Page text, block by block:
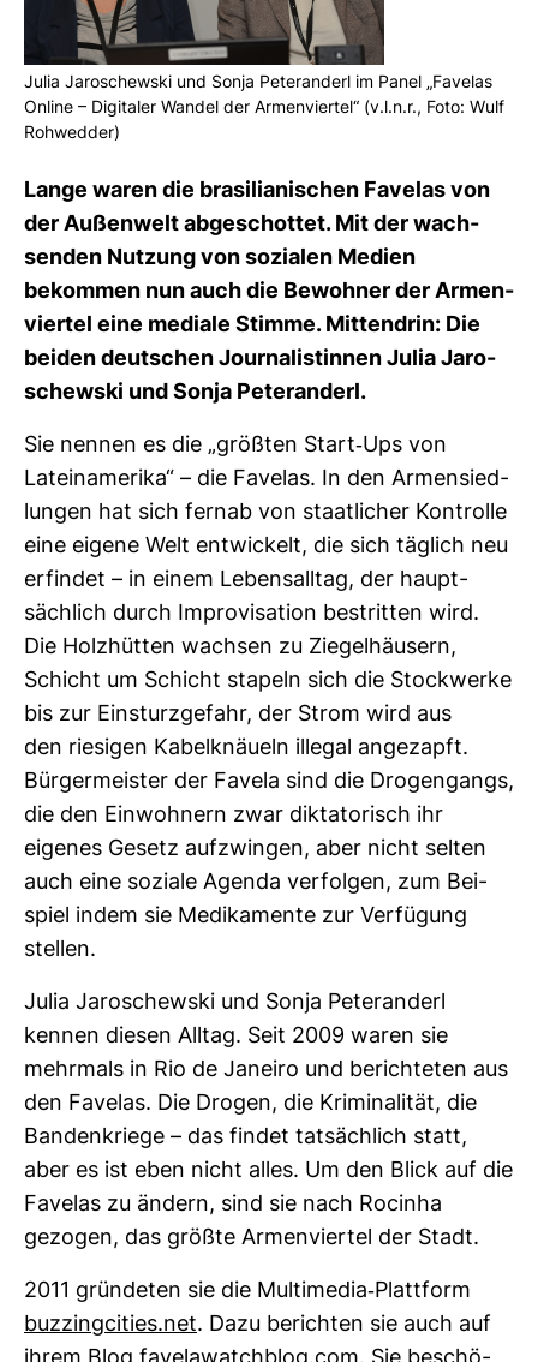
Julia Jaro­schewski und Sonja Peter­an­derl im Panel „Favelas
Online – Digi­taler Wandel der Armen­viertel“ (v.l.n.r., Foto: Wulf
Roh­wedder)
Lange waren die bra­si­lia­ni­schen Favelas von
der Außen­welt abge­schottet. Mit der wach­
senden Nut­zung von sozialen Medien
bekommen nun auch die Bewohner der Armen­
viertel eine mediale Stimme. Mit­ten­drin: Die
beiden deut­schen Jour­na­lis­tinnen Julia Jaro­
schewski und Sonja Peter­an­derl.
Sie nennen es die „größten Start-​Ups von
Latein­ame­rika“ – die Favelas. In den Armen­sied­
lungen hat sich fernab von staat­li­cher Kon­trolle
eine eigene Welt ent­wi­ckelt, die sich täg­lich neu
erfindet – in einem Lebens­alltag, der haupt­
säch­lich durch Impro­vi­sa­tion bestritten wird.
Die Holz­hütten wachsen zu Zie­gel­häu­sern,
Schicht um Schicht sta­peln sich die Stock­werke
bis zur Ein­sturz­ge­fahr, der Strom wird aus
den rie­sigen Kabel­knäueln illegal ange­zapft.
Bür­ger­meister der Favela sind die Dro­gen­gangs,
die den Ein­woh­nern zwar dik­ta­to­risch ihr
eigenes Gesetz auf­zwingen, aber nicht selten
auch eine soziale Agenda ver­folgen, zum Bei­
spiel indem sie Medi­ka­mente zur Ver­fü­gung
stellen.
Julia Jaro­schewski und Sonja Peter­an­derl
kennen diesen Alltag. Seit 2009 waren sie
mehr­mals in Rio de Janeiro und berich­teten aus
den Favelas. Die Drogen, die Kri­mi­na­lität, die
Ban­den­kriege – das findet tat­säch­lich statt,
aber es ist eben nicht alles. Um den Blick auf die
Favelas zu ändern, sind sie nach Rocinha
gezogen, das größte Armen­viertel der Stadt.
2011 grün­deten sie die Mul­ti­media-​Platt­form
buz­zing­ci­ties.net. Dazu berichten sie auch auf